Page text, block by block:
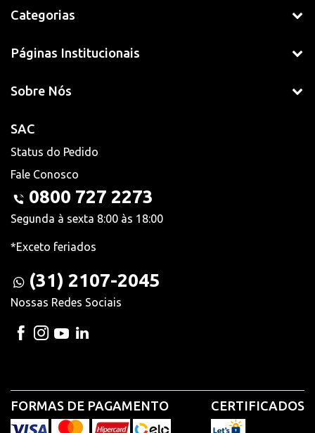
Categorias
Páginas Institucionais
Sobre Nós
SAC
Status do Pedido
Fale Conosco
0800 727 2273
Segunda à sexta 8:00 às 18:00
*Exceto feriados
(31) 2107-2045
Nossas Redes Sociais
FORMAS DE PAGAMENTO CERTIFICADOS